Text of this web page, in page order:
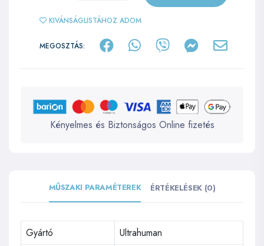
KIVÁNSÁGLISTÁHOZ ADOM
MEGOSZTÁS:
Kényelmes és Biztonságos Online fizetés
MŰSZAKI PARAMÉTEREK ÉRTÉKELÉSEK (0)
Gyártó
Ultrahuman